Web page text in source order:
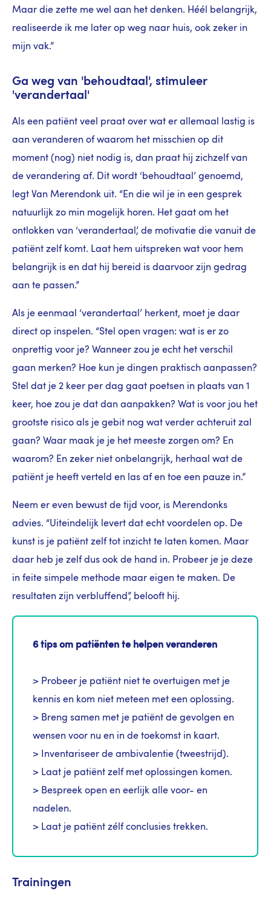
Maar die zette me wel aan het denken. Héél belangrijk,
realiseerde ik me later op weg naar huis, ook zeker in
mijn vak.”
Ga weg van 'behoudtaal', stimuleer
'verandertaal'
Als een patiënt veel praat over wat er allemaal lastig is
aan veranderen of waarom het misschien op dit
moment (nog) niet nodig is, dan praat hij zichzelf van
de verandering af. Dit wordt ‘behoudtaal’ genoemd,
legt Van Merendonk uit. “En die wil je in een gesprek
natuurlijk zo min mogelijk horen. Het gaat om het
ontlokken van ‘verandertaal’, de motivatie die vanuit de
patiënt zelf komt. Laat hem uitspreken wat voor hem
belangrijk is en dat hij bereid is daarvoor zijn gedrag
aan te passen.”
Als je eenmaal ‘verandertaal’ herkent, moet je daar
direct op inspelen. “Stel open vragen: wat is er zo
onprettig voor je? Wanneer zou je echt het verschil
gaan merken? Hoe kun je dingen praktisch aanpassen?
Stel dat je 2 keer per dag gaat poetsen in plaats van 1
keer, hoe zou je dat dan aanpakken? Wat is voor jou het
grootste risico als je gebit nog wat verder achteruit zal
gaan? Waar maak je je het meeste zorgen om? En
waarom? En zeker niet onbelangrijk, herhaal wat de
patiënt je heeft verteld en las af en toe een pauze in.”
Neem er even bewust de tijd voor, is Merendonks
advies. “Uiteindelijk levert dat echt voordelen op. De
kunst is je patiënt zelf tot inzicht te laten komen. Maar
daar heb je zelf dus ook de hand in. Probeer je je deze
in feite simpele methode maar eigen te maken. De
resultaten zijn verbluffend”, belooft hij.
6 tips om patiënten te helpen veranderen
> Probeer je patiënt niet te overtuigen met je
kennis en kom niet meteen met een oplossing.
> Breng samen met je patiënt de gevolgen en
wensen voor nu en in de toekomst in kaart.
> Inventariseer de ambivalentie (tweestrijd).
> Laat je patiënt zelf met oplossingen komen.
> Bespreek open en eerlijk alle voor- en
nadelen.
> Laat je patiënt zélf conclusies trekken.
Trainingen